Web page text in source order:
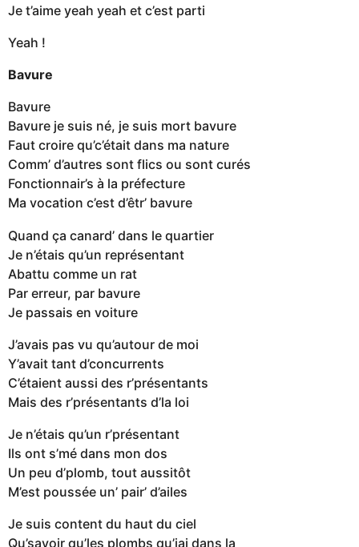
Je t’aime yeah yeah et c’est parti
Yeah !
Bavure
Bavure
Bavure je suis né, je suis mort bavure
Faut croire qu’c’était dans ma nature
Comm’ d’autres sont flics ou sont curés
Fonctionnair’s à la préfecture
Ma vocation c’est d’êtr’ bavure
Quand ça canard’ dans le quartier
Je n’étais qu’un représentant
Abattu comme un rat
Par erreur, par bavure
Je passais en voiture
J’avais pas vu qu’autour de moi
Y’avait tant d’concurrents
C’étaient aussi des r’présentants
Mais des r’présentants d’la loi
Je n’étais qu’un r’présentant
Ils ont s’mé dans mon dos
Un peu d’plomb, tout aussitôt
M’est poussée un’ pair’ d’ailes
Je suis content du haut du ciel
Qu’savoir qu’les plombs qu’jai dans la